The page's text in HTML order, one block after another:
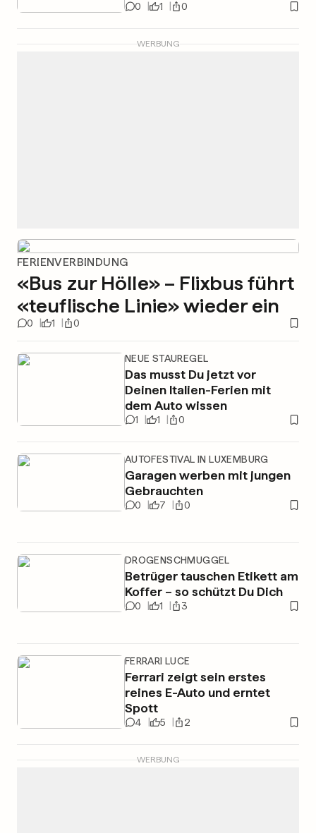
0 1 0
WERBUNG
FERIENVERBINDUNG
«Bus zur Hölle» – Flixbus führt
«teuflische Linie» wieder ein
0 1 0
NEUE STAUREGEL
Das musst Du jetzt vor
Deinen Italien-Ferien mit
dem Auto wissen
1 1 0
AUTOFESTIVAL IN LUXEMBURG
Garagen werben mit jungen
Gebrauchten
0 7 0
DROGENSCHMUGGEL
Betrüger tauschen Etikett am
Koffer – so schützt Du Dich
0 1 3
FERRARI LUCE
Ferrari zeigt sein erstes
reines E-Auto und erntet
Spott
4 5 2
WERBUNG